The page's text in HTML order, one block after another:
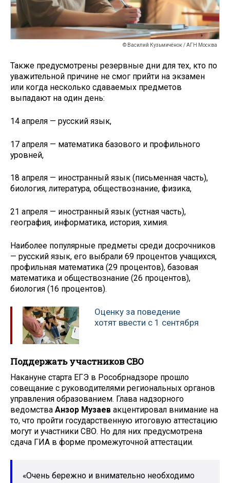
© Василий Кузьмичёнок / АГН Москва
Также предусмотрены резервные дни для тех, кто по
уважительной причине не смог прийти на экзамен
или когда несколько сдаваемых предметов
выпадают на один день:
14 апреля — русский язык,
17 апреля — математика базового и профильного
уровней,
18 апреля — иностранный язык (письменная часть),
биология, литература, обществознание, физика,
21 апреля — иностранный язык (устная часть),
география, информатика, история, химия.
Наиболее популярные предметы среди досрочников
— русский язык, его выбрали 69 процентов учащихся,
профильная математика (29 процентов), базовая
математика и обществознание (26 процентов),
биология (16 процентов).
Оценку за поведение
хотят ввести с 1 сентября
Поддержать участников СВО
Накануне старта ЕГЭ в Рособрнадзоре прошло
совещание с руководителями региональных органов
управления образованием. Глава надзорного
ведомства Анзор Музаев акцентировал внимание на
то, что пройти государственную итоговую аттестацию
могут и участники СВО. Но для них предусмотрена
сдача ГИА в форме промежуточной аттестации.
«Очень бережно и внимательно необходимо